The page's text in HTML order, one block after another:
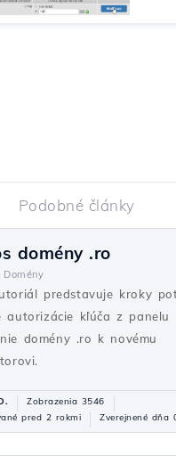
Podobné články
domény .ro
Domény
predstavuje kroky
autorizácie kľúča z panelu
domény .ro k novému
Zobrazenia 3546
pred 2 rokmi
Zverejnené dňa